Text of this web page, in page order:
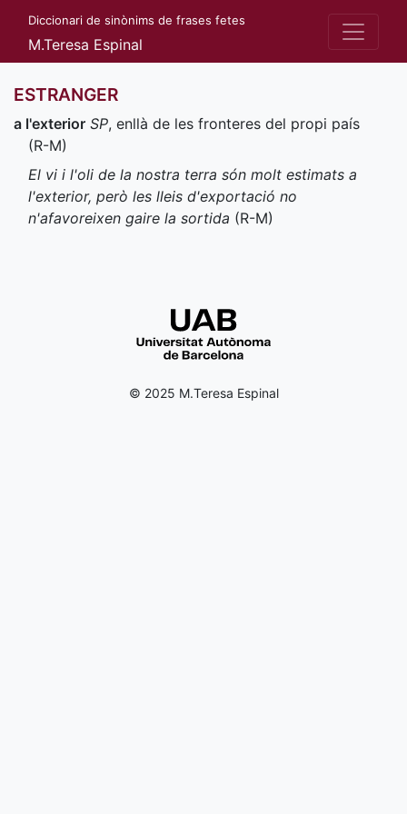
Diccionari de sinònims de frases fetes
M.Teresa Espinal
ESTRANGER
a l'exterior SP, enllà de les fronteres del propi país
(R-M)
El vi i l'oli de la nostra terra són molt estimats a
l'exterior, però les lleis d'exportació no
n'afavoreixen gaire la sortida (R-M)
© 2025 M.Teresa Espinal